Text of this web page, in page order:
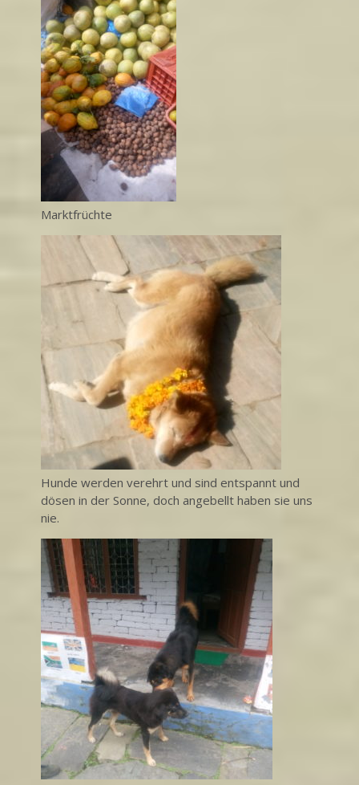
Marktfrüchte
Hunde werden verehrt und sind entspannt und
dösen in der Sonne, doch angebellt haben sie uns
nie.